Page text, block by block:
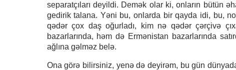
separatçıları deyildi. Demək olar ki, onların bütün
gedirik talana. Yəni bu, onlarda bir qayda idi, bu,
qədər çox daş oğurladı, kim nə qədər çərçivə
bazarlarında, həm də Ermənistan bazarlarında
ağlına gəlməz belə.
Ona görə bilirsiniz, yenə də deyirəm, bu gün